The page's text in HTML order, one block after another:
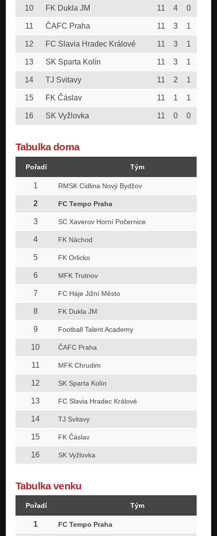
10 FK Dukla JM 11 4 0
11 ČAFC Praha 11 3 1
12 FC Slavia Hradec Králové 11 3 1
13 SK Sparta Kolín 11 3 1
14 TJ Svitavy 11 2 1
15 FK Čáslav 11 1 1
16 SK Vyžlovka 11 0 0
Tabulka doma
Pořadí Tým
1 RMSK Cidlina Nový Bydžov
2 FC Tempo Praha
3 SC Xaverov Horní Počernice
4 FK Náchod
5 FK Orlicko
6 MFK Trutnov
7 FC Háje Jižní Město
8 FK Dukla JM
9 Football Talent Academy
10 ČAFC Praha
11 MFK Chrudim
12 SK Sparta Kolín
13 FC Slavia Hradec Králové
14 TJ Svitavy
15 FK Čáslav
16 SK Vyžlovka
Tabulka venku
Pořadí Tým
1 FC Tempo Praha